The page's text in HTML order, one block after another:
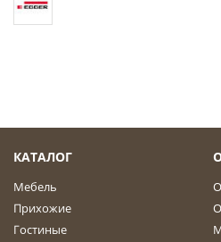
КАТАЛОГ
Мебель
Прихожие
Гостиные